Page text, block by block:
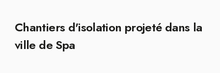
Chantiers d'isolation projeté dans la
ville de Spa